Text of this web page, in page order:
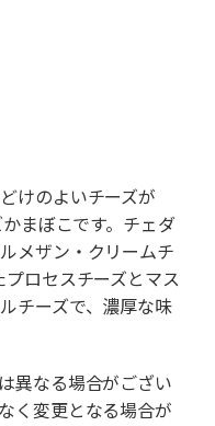
けのよいチーズが
まぼこです。チェダ
メザン・クリームチ
ロセスチーズとマス
チーズで、濃厚な味
異なる場合がござい
く変更となる場合が